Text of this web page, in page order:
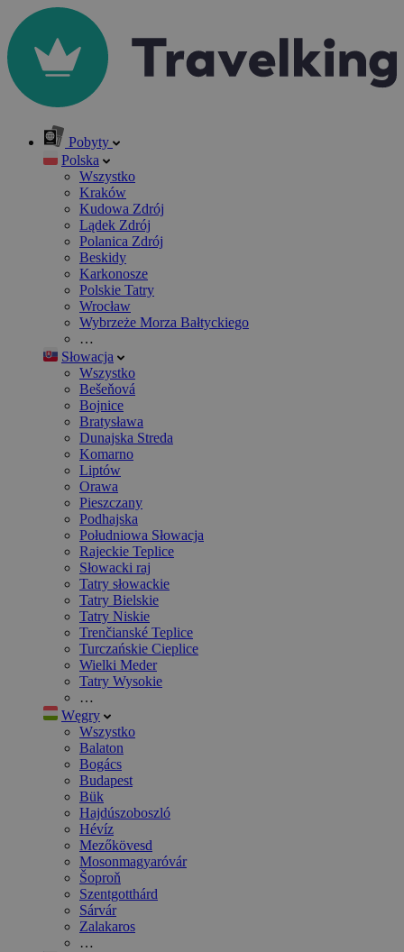
Pobyty
Polska
Wszystko
Kraków
Kudowa Zdrój
Lądek Zdrój
Polanica Zdrój
Beskidy
Karkonosze
Polskie Tatry
Wrocław
Wybrzeże Morza Bałtyckiego
…
Słowacja
Wszystko
Bešeňová
Bojnice
Bratysława
Dunajska Streda
Komarno
Liptów
Orawa
Pieszczany
Podhajska
Południowa Słowacja
Rajeckie Teplice
Słowacki raj
Tatry słowackie
Tatry Bielskie
Tatry Niskie
Trenčianské Teplice
Turczańskie Cieplice
Wielki Meder
Tatry Wysokie
…
Węgry
Wszystko
Balaton
Bogács
Budapest
Bük
Hajdúszoboszló
Hévíz
Mezőkövesd
Mosonmagyaróvár
Šoproň
Szentgotthárd
Sárvár
Zalakaros
…